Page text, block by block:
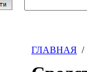
ГЛАВНАЯ